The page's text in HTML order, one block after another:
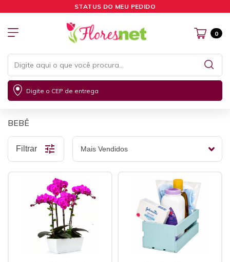
STATUS DO MEU PEDIDO
0
Digite o CEP de entrega
BEBÊ
Filtrar